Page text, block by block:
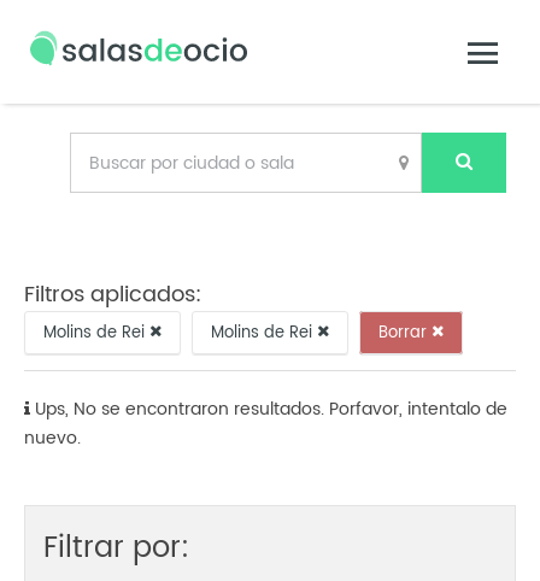
Filtros aplicados:
Molins de Rei Molins de Rei Borrar
Ups, No se encontraron resultados. Porfavor, intentalo de
nuevo.
Filtrar por: